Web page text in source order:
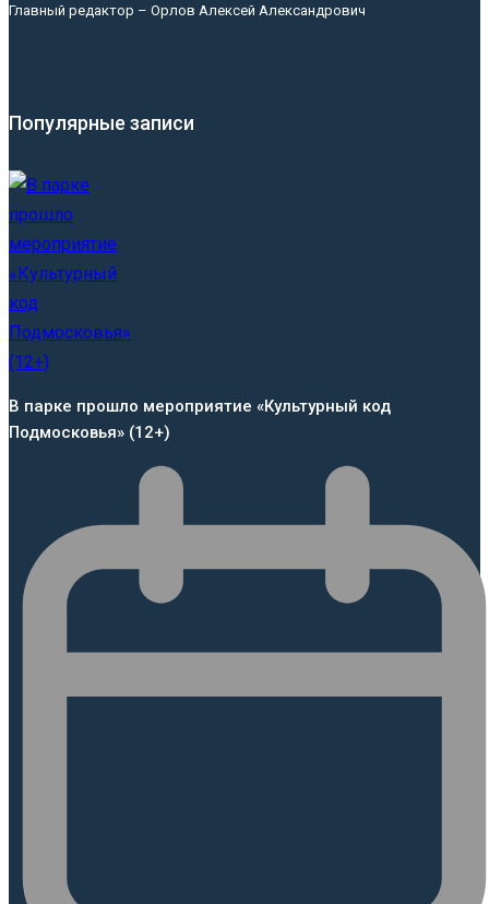
Главный редактор – Орлов Алексей Александрович
Популярные записи
В парке прошло мероприятие «Культурный код
Подмосковья» (12+)